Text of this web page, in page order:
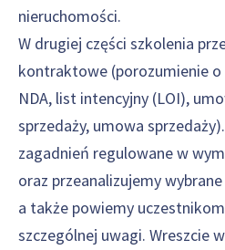
nieruchomości.
W drugiej części szkolenia
kontraktowe (porozumienie
NDA, list intencyjny (LOI),
sprzedaży, umowa
zagadnień regulowane w
oraz przeanalizujemy
a także powiemy
szczególnej uwagi. Wreszcie